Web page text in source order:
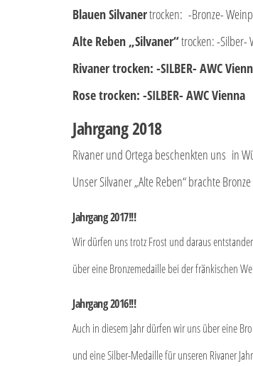
Blauen Silvanertrocken: -Bronze-
Alte Reben „Silvaner“trocken: -Silber-
Rivaner trocken: -SILBER- AWC
Rose trocken: -SILBER- AWC Vienna
Jahrgang 2018
Rivaner und Ortega beschenkten uns in
Unser Silvaner „Alte Reben“ brachte
Jahrgang 2017!!!
Wir dürfen uns trotz Frost und daraus
über eine Bronzemedaille bei der fränkischen
Jahrgang 2016!!!
Auch in diesem Jahr dürfen wir uns über eine
und eine Silber-Medaille für unseren Rivaner